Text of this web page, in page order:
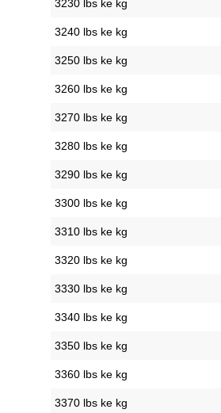
3230 lbs ke kg
3240 lbs ke kg
3250 lbs ke kg
3260 lbs ke kg
3270 lbs ke kg
3280 lbs ke kg
3290 lbs ke kg
3300 lbs ke kg
3310 lbs ke kg
3320 lbs ke kg
3330 lbs ke kg
3340 lbs ke kg
3350 lbs ke kg
3360 lbs ke kg
3370 lbs ke kg